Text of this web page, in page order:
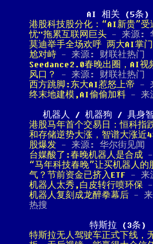
AI 相关 (5条)
港股科技股分化：“AI新贵”受
忧"拖累互联网巨头 - 来源:
莫迪举手全场欢呼 两大AI掌
尬对峙 - 来源: 财联社热门
Seedance2.0春晚出圈，AI视
风口？
- 来源: 财联社热门
西方跳脚:东大AI惹怒上帝 -
终末地建模,AI偷偷加料 - 来
机器人 / 机器狗 / 具身
港股马年首个交易日：恒科指
和存储逆势大涨，智谱大涨近
股爆发 - 来源: 华尔街见闻
台媒酸了:春晚机器人是合成
“马年科技春晚”让买机器人的
气？节前资金已挤入ETF - 来
机器人太秀,白皮转行喷环保
机器人复刻成龙醉拳幕后 -
热搜
特斯拉 (3条)
特斯拉无人驾驶车正式下线，